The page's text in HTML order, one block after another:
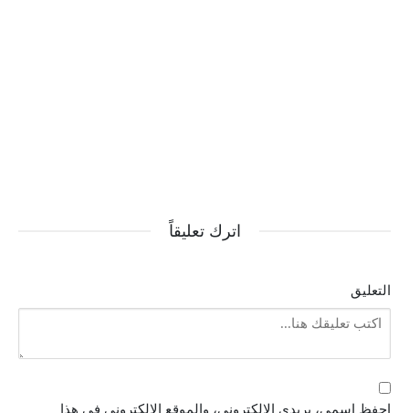
اترك تعليقاً
التعليق
احفظ اسمي، بريدي الإلكتروني، والموقع الإلكتروني في هذا